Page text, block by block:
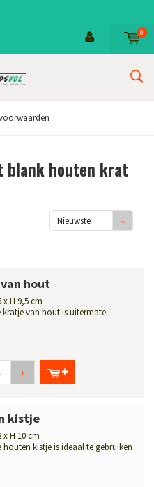
0
blank houten krat
Nieuwste
hout
x H 9,5 cm
van hout is uitermate
+
kistje
x H 10 cm
houten kistje is ideaal te gebruiken